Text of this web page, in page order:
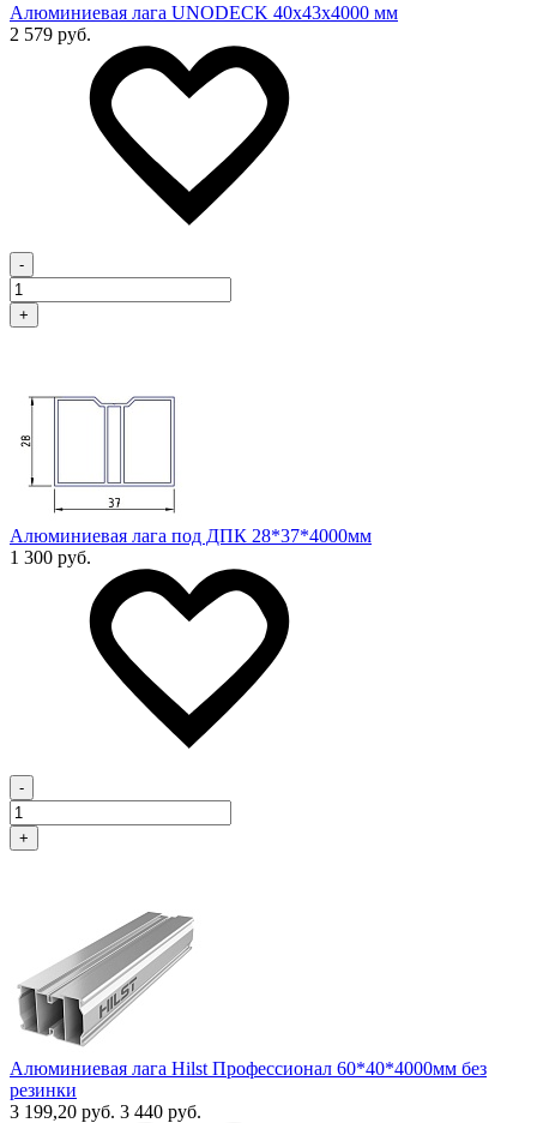
Алюминиевая лага UNODECK 40х43x4000 мм
2 579 руб.
-
+
Алюминиевая лага под ДПК 28*37*4000мм
1 300 руб.
-
+
Алюминиевая лага Hilst Профессионал 60*40*4000мм без
резинки
3 199,20 руб. 3 440 руб.